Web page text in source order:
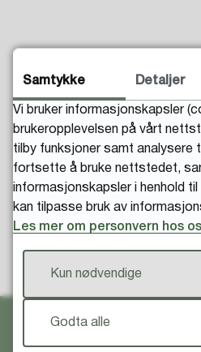
Fant du det du
Til toppen
Samtykke Detaljer
Vi bruker informasjonskapsler
brukeropplevelsen på vårt
tilby funksjoner samt analysere
fortsette å bruke nettstedet,
informasjonskapsler i henhold
kan tilpasse bruk av
Les mer om personvern hos
Kun nødvendige
Godta alle